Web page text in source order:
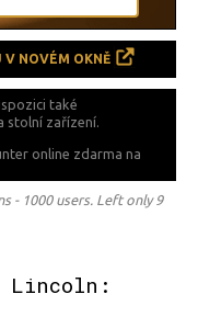
V NOVÉM OKNĚ
také
stolní zařízení.
online zdarma na
- 1000 users. Left only 9
Lincoln: